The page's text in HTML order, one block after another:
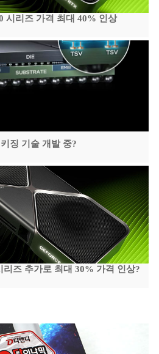
시리즈 가격 최대 40% 인상
징 기술 개발 중?
즈 추가로 최대 30% 가격 인상?